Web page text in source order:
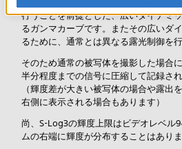
行うことを前提とした、広いダイナミ
るガンマカーブです。またその広いダ
るために、通常とは異なる露光制御を行
そのため通常の被写体を撮影した場合
半分程度までの信号に圧縮して記録さ
（輝度差が大きい被写体の場合や露出
右側に表示される場合もあります）
尚、S-Log3の輝度上限はビデオレベル
ムの右端に輝度が分布することはありま